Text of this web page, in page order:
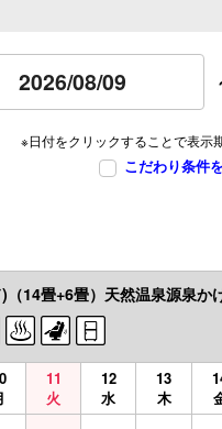
※日付をクリックすることで表示
こだわり条件
（14畳+6畳）天然温泉源泉か
11
火
12
水
13
木